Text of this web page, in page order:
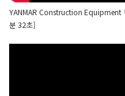
YANMAR Construction Equipment
분 32초]